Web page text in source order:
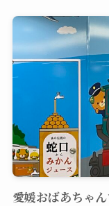
愛媛おばあちゃ